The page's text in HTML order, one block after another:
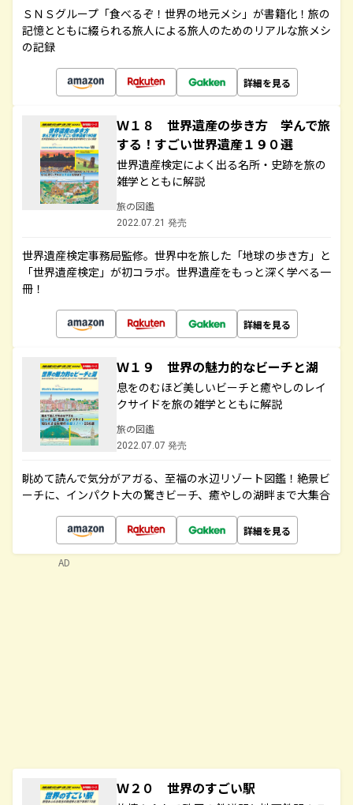
ＳＮＳグループ「食べるぞ！世界の地元メシ」が書籍化！旅の
記憶とともに綴られる旅人による旅人のためのリアルな旅メシ
の記録
詳細を見る
Ｗ１８ 世界遺産の歩き方 学んで旅
する！すごい世界遺産１９０選
世界遺産検定によく出る名所・史跡を旅の
雑学とともに解説
旅の図鑑
2022.07.21 発売
世界遺産検定事務局監修。世界中を旅した「地球の歩き方」と
「世界遺産検定」が初コラボ。世界遺産をもっと深く学べる一
冊！
詳細を見る
Ｗ１９ 世界の魅力的なビーチと湖
息をのむほど美しいビーチと癒やしのレイ
クサイドを旅の雑学とともに解説
旅の図鑑
2022.07.07 発売
眺めて読んで気分がアガる、至福の水辺リゾート図鑑！絶景ビ
ーチに、インパクト大の驚きビーチ、癒やしの湖畔まで大集合
詳細を見る
Ｗ２０ 世界のすごい駅
AD